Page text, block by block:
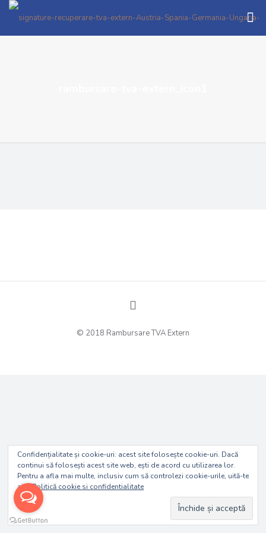
Confidențialitate și cookie-uri: acest site folosește cookie-uri. Dacă
continui să folosești acest site web, ești de acord cu utilizarea lor.
Pentru a afla mai multe, inclusiv cum să controlezi cookie-urile, uită-te
aici:Politică cookie si confidentialitate
© 2018 Rambursare TVA Extern